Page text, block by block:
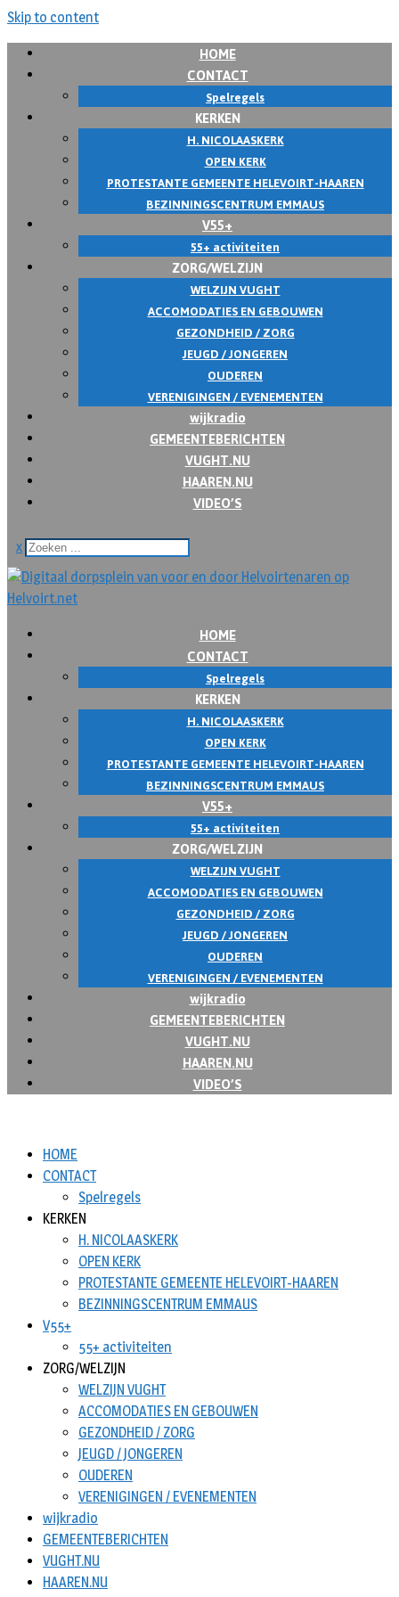
Skip to content
HOME
CONTACT
Spelregels
KERKEN
H. NICOLAASKERK
OPEN KERK
PROTESTANTE GEMEENTE HELEVOIRT-HAAREN
BEZINNINGSCENTRUM EMMAUS
V55+
55+ activiteiten
ZORG/WELZIJN
WELZIJN VUGHT
ACCOMODATIES EN GEBOUWEN
GEZONDHEID / ZORG
JEUGD / JONGEREN
OUDEREN
VERENIGINGEN / EVENEMENTEN
wijkradio
GEMEENTEBERICHTEN
VUGHT.NU
HAAREN.NU
VIDEO’S
x
HOME
CONTACT
Spelregels
KERKEN
H. NICOLAASKERK
OPEN KERK
PROTESTANTE GEMEENTE HELEVOIRT-HAAREN
BEZINNINGSCENTRUM EMMAUS
V55+
55+ activiteiten
ZORG/WELZIJN
WELZIJN VUGHT
ACCOMODATIES EN GEBOUWEN
GEZONDHEID / ZORG
JEUGD / JONGEREN
OUDEREN
VERENIGINGEN / EVENEMENTEN
wijkradio
GEMEENTEBERICHTEN
VUGHT.NU
HAAREN.NU
VIDEO’S
HOME
CONTACT
Spelregels
KERKEN
H. NICOLAASKERK
OPEN KERK
PROTESTANTE GEMEENTE HELEVOIRT-HAAREN
BEZINNINGSCENTRUM EMMAUS
V55+
55+ activiteiten
ZORG/WELZIJN
WELZIJN VUGHT
ACCOMODATIES EN GEBOUWEN
GEZONDHEID / ZORG
JEUGD / JONGEREN
OUDEREN
VERENIGINGEN / EVENEMENTEN
wijkradio
GEMEENTEBERICHTEN
VUGHT.NU
HAAREN.NU